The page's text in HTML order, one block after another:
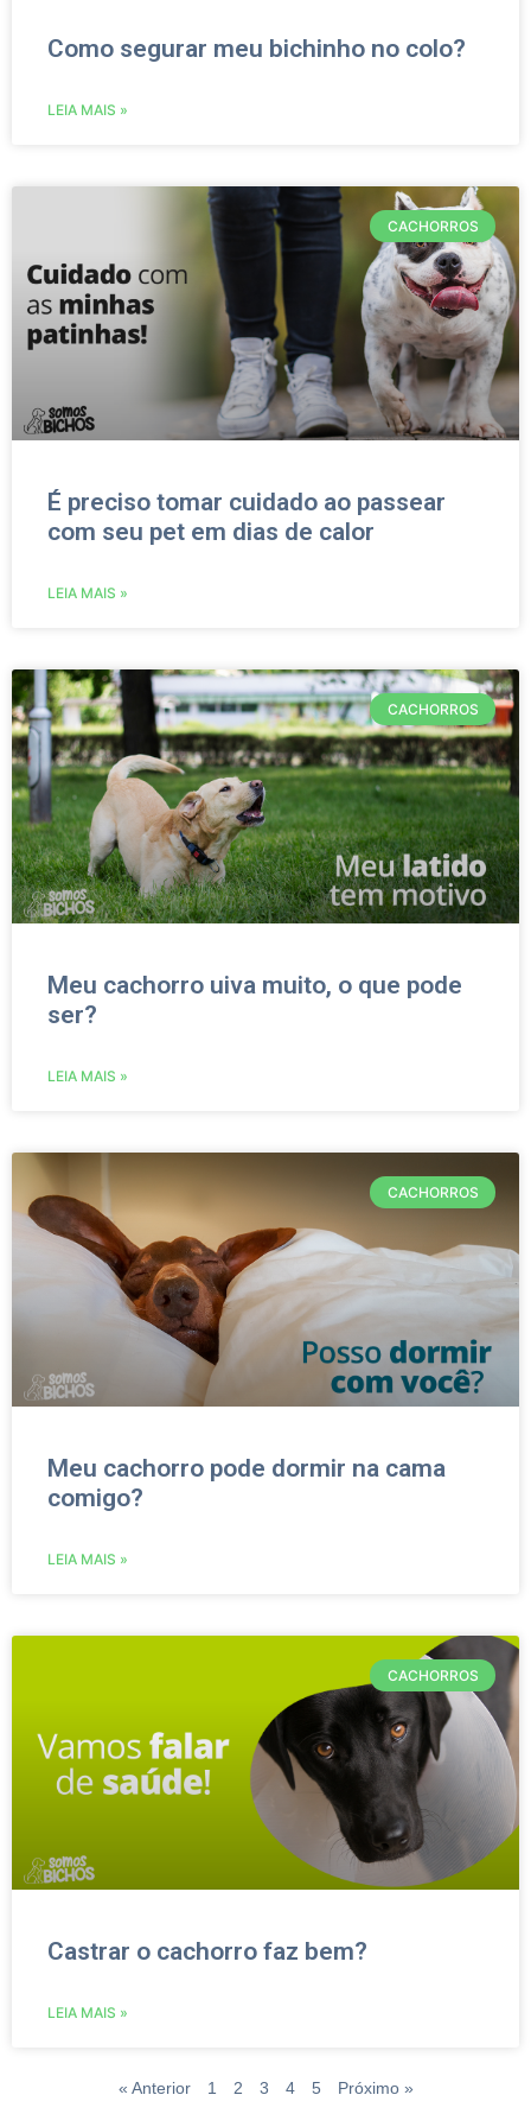
Como segurar meu bichinho no colo?
LEIA MAIS »
CACHORROS
É preciso tomar cuidado ao passear
com seu pet em dias de calor
LEIA MAIS »
CACHORROS
Meu cachorro uiva muito, o que pode
ser?
LEIA MAIS »
CACHORROS
Meu cachorro pode dormir na cama
comigo?
LEIA MAIS »
CACHORROS
Castrar o cachorro faz bem?
LEIA MAIS »
« Anterior 1 2 3 4 5 Próximo »